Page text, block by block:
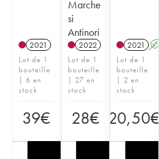
2021
Lot de 1
bouteille
| 6 en
stock
39€
Marche
si
Antinori
2022
Lot de 1
bouteille
| 27 en
stock
28€
2021 A
Lot de 1
bouteille
| 2 en
stock
20,50€